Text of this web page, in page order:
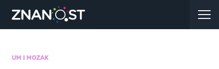
UM I MOZAK